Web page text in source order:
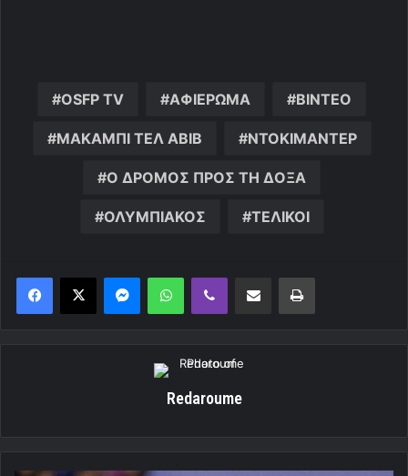
OSFP TV ΑΦΙΕΡΩΜΑ ΒΙΝΤΕΟ
ΜΑΚΑΜΠΙ ΤΕΛ ΑΒΙΒ ΝΤΟΚΙΜΑΝΤΕΡ
Ο ΔΡΟΜΟΣ ΠΡΟΣ ΤΗ ΔΟΞΑ
ΟΛΥΜΠΙΑΚΟΣ ΤΕΛΙΚΟΙ
MessengerWhatsAppViber Κοινοποίηση μέσω ηλεκτρονικού ταχυδρομείουΕκτύπωση
Redaroume